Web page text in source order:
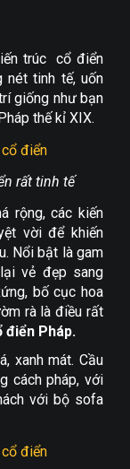
trúc cổ điển
nét tinh tế, uốn
giống như bạn
thế kỉ XIX.
rất tinh tế
rộng, các kiến
vời để khiến
Nổi bật là gam
vẻ đẹp sang
bố cục hoa
rà là điều rất
điển Pháp.
xanh mát. Cầu
cách pháp, với
với bộ sofa